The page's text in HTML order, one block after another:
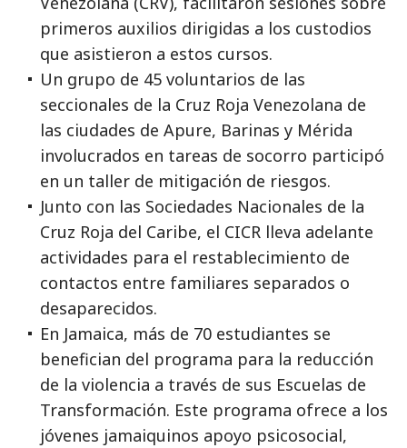
primeros auxilios dirigidas a los custodios
que asistieron a estos cursos.
Un grupo de 45 voluntarios de las
seccionales de la Cruz Roja Venezolana de
las ciudades de Apure, Barinas y Mérida
involucrados en tareas de socorro participó
en un taller de mitigación de riesgos.
Junto con las Sociedades Nacionales de la
Cruz Roja del Caribe, el CICR lleva adelante
actividades para el restablecimiento de
contactos entre familiares separados o
desaparecidos.
En Jamaica, más de 70 estudiantes se
benefician del programa para la reducción
de la violencia a través de sus Escuelas de
Transformación. Este programa ofrece a los
jóvenes jamaiquinos apoyo psicosocial,